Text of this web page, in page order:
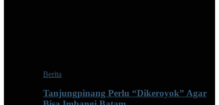
Berita
Tanjungpinang Perlu “Dikeroyok” Agar